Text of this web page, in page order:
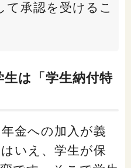
て承認を受けるこ
は「学生納付特
金への加入が義
いえ、学生が保